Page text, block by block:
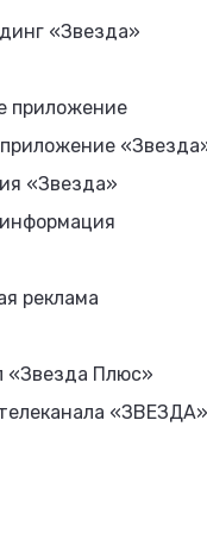
«Звезда»
приложение
«Звезда»
реклама
«Звезда Плюс»
«ЗВЕЗДА»